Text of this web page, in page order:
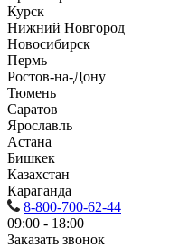
Курск
Нижний Новгород
Новосибирск
Пермь
Ростов-на-Дону
Тюмень
Саратов
Ярославль
Астана
Бишкек
Казахстан
Караганда
8-800-700-62-44
09:00 - 18:00
Заказать звонок